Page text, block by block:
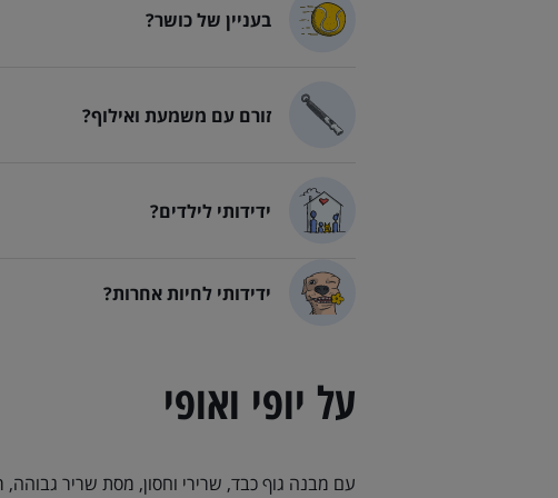
בעניין של כושר?
לברדור רטריבר בעניין של כושר?
זורם עם משמעת ואילוף?
לברדור רטריבר זורם עם משמעת
ידידותי לילדים?
לברדור רטריבר ידידותי לילדים?
ידידותי לחיות אחרות?
לברדור רטריבר ידידותי לחיות
על יופי ואופי
עם מבנה גוף כבד, שרירי וחסון, מסת שריר גבוהה,